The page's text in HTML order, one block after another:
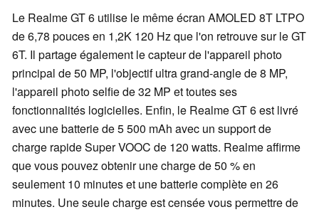
Le Realme GT 6 utilise le même écran AMOLED 8T LTPO
de 6,78 pouces en 1,2K 120 Hz que l'on retrouve sur le GT
6T. Il partage également le capteur de l'appareil photo
principal de 50 MP, l'objectif ultra grand-angle de 8 MP,
l'appareil photo selfie de 32 MP et toutes ses
fonctionnalités logicielles. Enfin, le Realme GT 6 est livré
avec une batterie de 5 500 mAh avec un support de
charge rapide Super VOOC de 120 watts. Realme affirme
que vous pouvez obtenir une charge de 50 % en
seulement 10 minutes et une batterie complète en 26
minutes. Une seule charge est censée vous permettre de